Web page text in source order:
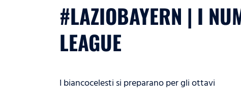
#LAZIOBAYERN | I
LEAGUE
I biancocelesti si preparano per gli ottavi